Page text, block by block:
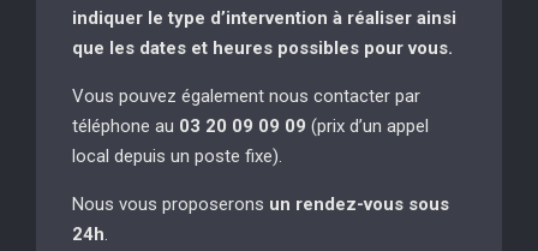
indiquer le type d’intervention à réaliser ainsi
que les dates et heures possibles pour vous.
Vous pouvez également nous contacter par
téléphone au 03 20 09 09 09 (prix d’un appel
local depuis un poste fixe).
Nous vous proposerons un rendez-vous sous
24h.